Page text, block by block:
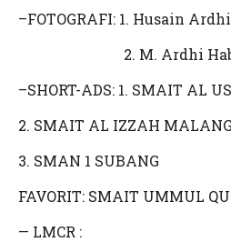
–FOTOGRAFI: 1. Husain
2. M. Ardhi
–SHORT-ADS: 1. SMAIT AL
2. SMAIT AL IZZAH MALANG
3. SMAN 1 SUBANG
FAVORIT: SMAIT UMMUL
— LMCR :